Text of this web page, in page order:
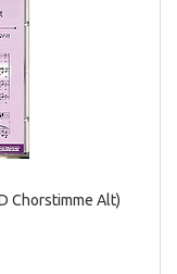
Chorstimme Alt)